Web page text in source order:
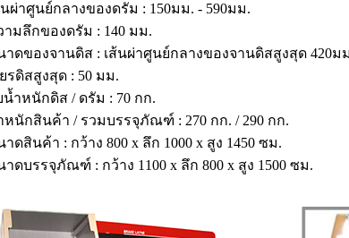
นผ่าศูนย์กลางของดรัม : 150มม. - 590มม.
ามลึกของดรัม : 140 มม.
าดของจานดิส : เส้นผ่าศูนย์กลางของจานดิสสูงสุด 420ม
ยรดิสสูงสุด : 50 มม.
น้ำหนักดิส / ดรัม : 70 กก.
หนักสินค้า / รวมบรรจุภัณฑ์ : 270 กก. / 290 กก.
าดสินค้า : กว้าง 800 x ลึก 1000 x สูง 1450 ซม.
าดบรรจุภัณฑ์ : กว้าง 1100 x ลึก 800 x สูง 1500 ซม.